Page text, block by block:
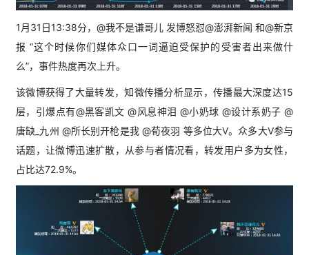
1月31日13:38分，@我不是谦哥儿 发博怒怼@澎湃新闻 和@新京
报 “这个时候你们媒体众口一词逼迫受保护的受害者出来做什
么”，事件热度再次上升。
该微博获得了大量转发，知微传播分析显示，传播最大深度达15
层，引爆点有@黑客凯文 @风息神泪 @小奶球 @设计系奶子 @
唐缺_九州 @所长别开枪是我 @荀夜羽 等多位大V。众多大V参与
话题，让微博迅速扩散，从参与者情况看，转发用户多为女性，
占比达72.9%。